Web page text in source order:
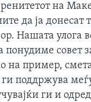
на
да ја донесат
Нашата улога
понудиме совет
на пример,
ги поддржува
ги и